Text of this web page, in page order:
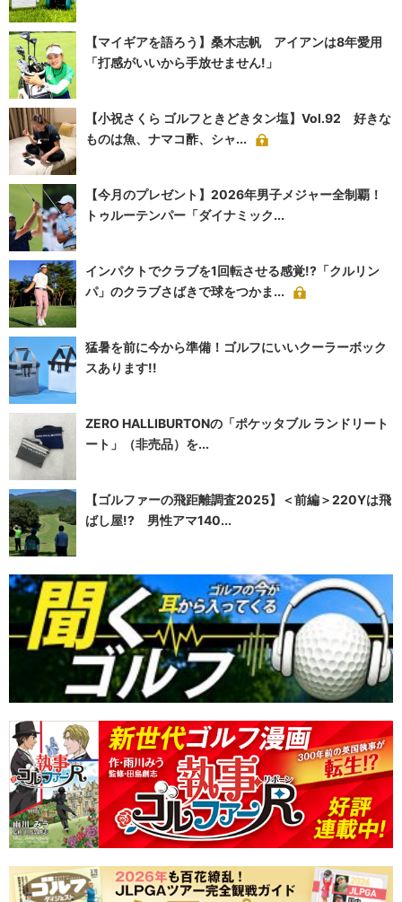
【マイギアを語ろう】桑木志帆 アイアンは8年愛用
「打感がいいから手放せません!」
【小祝さくら ゴルフときどきタン塩】Vol.92 好きな
ものは魚、ナマコ酢、シャ...
【今月のプレゼント】2026年男子メジャー全制覇！
トゥルーテンパー「ダイナミック...
インパクトでクラブを1回転させる感覚!?「クルリン
パ」のクラブさばきで球をつかま...
猛暑を前に今から準備！ゴルフにいいクーラーボック
スあります!!
ZERO HALLIBURTONの「ポケッタブル ランドリート
ート」（非売品）を...
【ゴルファーの飛距離調査2025】＜前編＞220Yは飛
ばし屋!? 男性アマ140...